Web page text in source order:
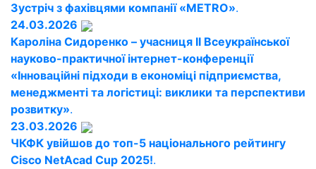
Зустріч з фахівцями компанії «METRO».
24.03.2026
Кароліна Сидоренко – учасниця ІІ Всеукраїнської
науково-практичної інтернет-конференції
«Інноваційні підходи в економіці підприємства,
менеджменті та логістиці: виклики та перспективи
розвитку».
23.03.2026
ЧКФК увійшов до топ-5 національного рейтингу
Cisco NetAcad Cup 2025!.